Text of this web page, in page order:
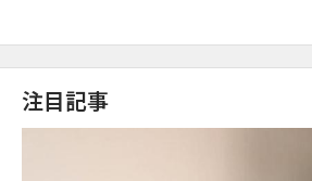
注目記事